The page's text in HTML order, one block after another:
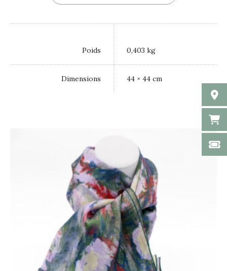
Poids 0,403 kg
Dimensions 44 × 44 cm